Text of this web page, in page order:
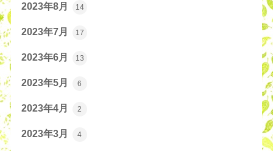
2023年8月 14
2023年7月 17
2023年6月 13
2023年5月 6
2023年4月 2
2023年3月 4